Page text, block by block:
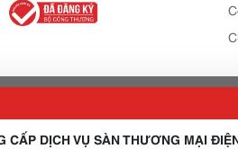
CẤP DỊCH VỤ SÀN THƯƠNG MẠI